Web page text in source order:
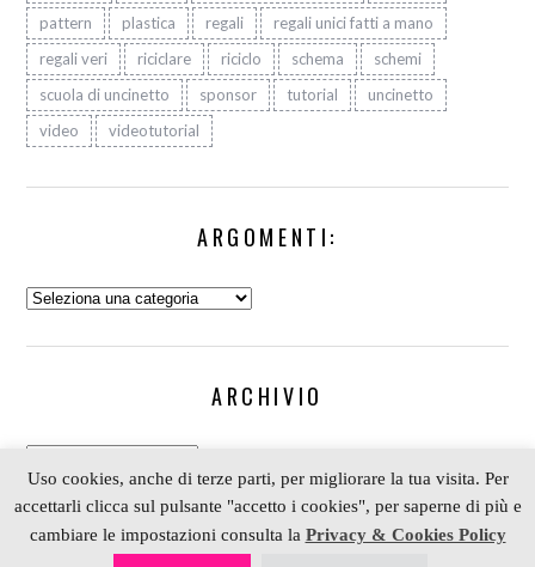
pattern
plastica regali
regali unici fatti a mano
regali veri
riciclare riciclo schema
schemi
scuola di uncinetto
sponsor tutorial
uncinetto
video
videotutorial
ARGOMENTI:
Argomenti:
ARCHIVIO
Archivio
COPYRIGHT 2006-2023 ALESSIA SCRAP & CRAFT |
Uso cookies, anche di terze parti, per migliorare la tua visita. Per
accettarli clicca sul pulsante "accetto i cookies", per saperne di più e
cambiare le impostazioni consulta la Privacy & Cookies Policy